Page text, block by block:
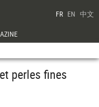
FR EN 中文
perles fines